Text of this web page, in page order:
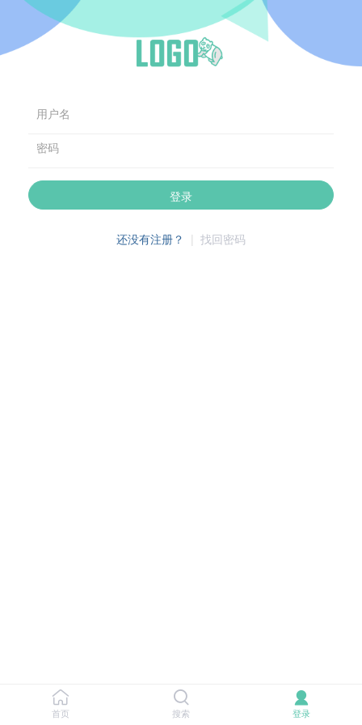
用户名
密码
登录
还没有注册？ | 找回密码
首页 搜索 登录